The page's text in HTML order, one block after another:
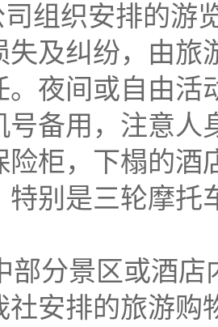
组织安排的游
失及纠纷，由旅
。夜间或自由活
号备用，注意人
险柜，下榻的酒
特别是三轮摩托
部分景区或酒
社安排的旅游购